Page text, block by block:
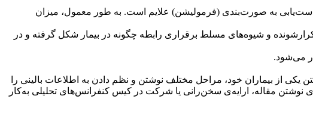
دست‌یابی به صورت‌بندی (فرمولیشن) علایم است. به طور معمول، میزان
و شیوه‌های مسلط برقراری رابطه چگونه در بیمار شکل گرفته و در
می‌شود.
از بیماران خود، مراحل مختلف نوشتن و نظم دادن به اطلاعات بالینی را
نوشتن مقاله، ارایه‌ی سخن‌رانی یا شرکت در کیس کنفرانس‌های تحلیلی به‌کار